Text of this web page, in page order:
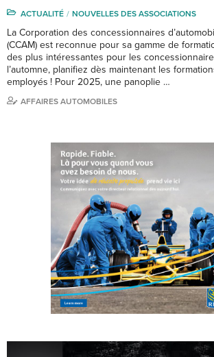
ACTUALITÉ NOUVELLES DES ASSOCIATIONS
La Corporation des concessionnaires
(CCAM) est reconnue pour sa gamme de
des plus intéressantes pour les
l’automne, planifiez dès maintenant les
employés ! Pour 2025, une panoplie …
AFFAIRES AUTOMOBILES